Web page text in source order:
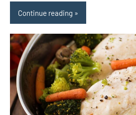
Continue reading